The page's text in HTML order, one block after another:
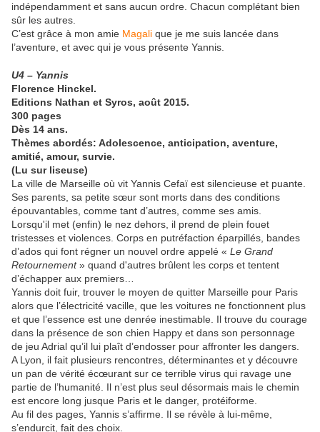
indépendamment et sans aucun ordre. Chacun complétant bien
sûr les autres.
C’est grâce à mon amie Magali que je me suis lancée dans
l’aventure, et avec qui je vous présente Yannis.
U4 – Yannis
Florence Hinckel.
Editions Nathan et Syros, août 2015.
300 pages
Dès 14 ans.
Thèmes abordés: Adolescence, anticipation, aventure,
amitié, amour, survie.
(Lu sur liseuse)
La ville de Marseille où vit Yannis Cefaï est silencieuse et puante.
Ses parents, sa petite sœur sont morts dans des conditions
épouvantables, comme tant d’autres, comme ses amis.
Lorsqu'il met (enfin) le nez dehors, il prend de plein fouet
tristesses et violences. Corps en putréfaction éparpillés, bandes
d’ados qui font régner un nouvel ordre appelé « Le Grand
Retournement» quand d'autres brûlent les corps et tentent
d’échapper aux premiers…
Yannis doit fuir, trouver le moyen de quitter Marseille pour Paris
alors que l’électricité vacille, que les voitures ne fonctionnent plus
et que l’essence est une denrée inestimable. Il trouve du courage
dans la présence de son chien Happy et dans son personnage
de jeu Adrial qu’il lui plaît d’endosser pour affronter les dangers.
A Lyon, il fait plusieurs rencontres, déterminantes et y découvre
un pan de vérité écœurant sur ce terrible virus qui ravage une
partie de l’humanité. Il n’est plus seul désormais mais le chemin
est encore long jusque Paris et le danger, protéiforme.
Au fil des pages, Yannis s’affirme. Il se révèle à lui-même,
s’endurcit, fait des choix.